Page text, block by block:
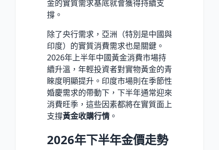
金的實質需求基底就會獲得持續支
撐。
除了央行需求，亞洲（特別是中國與
印度）的實質消費需求也是關鍵。
2026年上半年中國黃金消費市場持
續升溫，年輕投資者對實物黃金的青
睞度明顯提升。印度市場則在季節性
婚慶需求的帶動下，下半年通常迎來
消費旺季，這些因素都將在實質面上
支撐黃金收購行情 。
2026年下半年金價走勢